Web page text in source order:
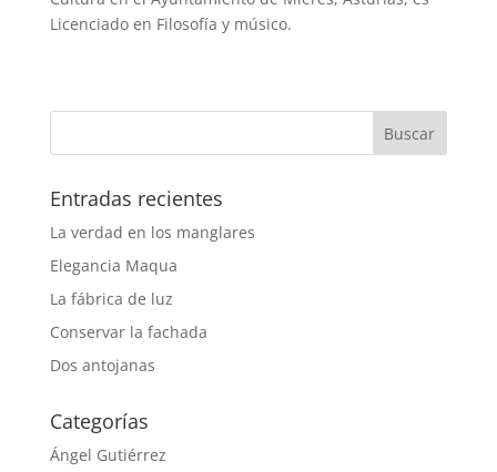
Licenciado en Filosofía y músico.
Entradas recientes
La verdad en los manglares
Elegancia Maqua
La fábrica de luz
Conservar la fachada
Dos antojanas
Categorías
Ángel Gutiérrez